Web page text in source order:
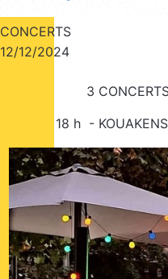
CONCERTS
12/12/2024
3
18 h -